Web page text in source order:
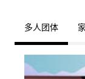
多人团体